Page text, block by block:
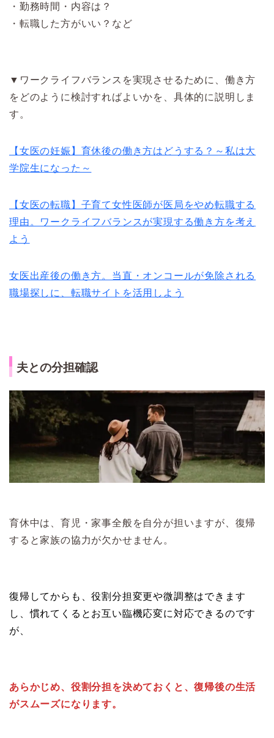
・勤務時間・内容は？
・転職した方がいい？など
▼ワークライフバランスを実現させるために、働き方
をどのように検討すればよいかを、具体的に説明しま
す。
【女医の妊娠】育休後の働き方はどうする？～私は大
学院生になった～
【女医の転職】子育て女性医師が医局をやめ転職する
理由。ワークライフバランスが実現する働き方を考え
よう
女医出産後の働き方。当直・オンコールが免除される
職場探しに、転職サイトを活用しよう
夫との分担確認
育休中は、育児・家事全般を自分が担いますが、復帰
すると家族の協力が欠かせません。
復帰してからも、役割分担変更や微調整はできます
し、慣れてくるとお互い臨機応変に対応できるのです
が、
あらかじめ、役割分担を決めておくと、復帰後の生活
がスムーズになります。